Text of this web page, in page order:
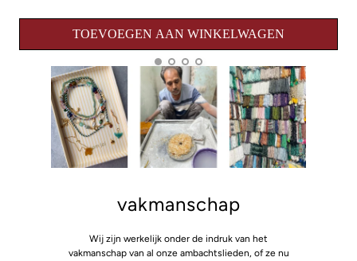
TOEVOEGEN AAN WINKELWAGEN
vakmanschap
Wij zijn werkelijk onder de indruk van het
vakmanschap van al onze ambachtslieden, of ze nu